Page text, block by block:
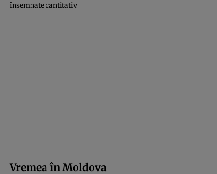
însemnate cantitativ.
Vremea în Moldova